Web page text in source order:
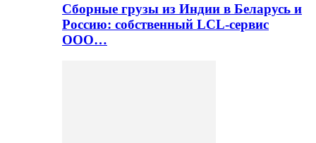
Сборные грузы из Индии в Беларусь и
Россию: собственный LCL-сервис
ООО…